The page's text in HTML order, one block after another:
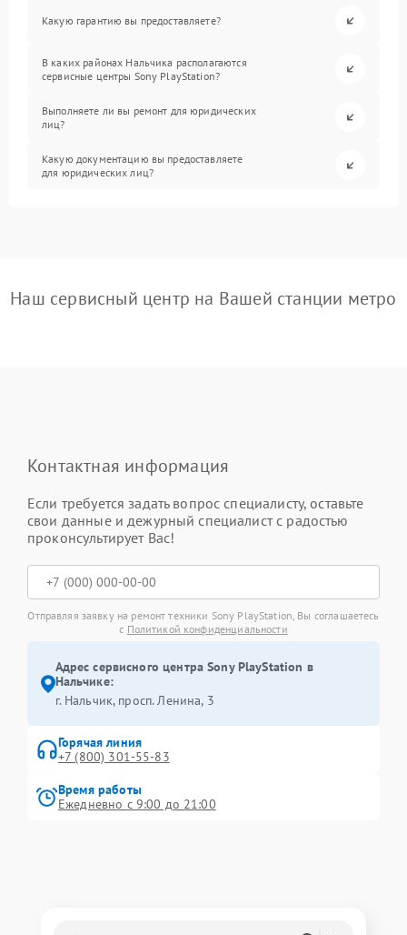
Какую гарантию вы предоставляете?
В каких районах Нальчика располагаются
сервисные центры Sony PlayStation?
Выполняете ли вы ремонт для юридических
лиц?
Какую документацию вы предоставляете
для юридических лиц?
Наш сервисный центр на Вашей станции метро
Контактная информация
Если требуется задать вопрос специалисту, оставьте
свои данные и дежурный специалист с радостью
проконсультирует Вас!
Отправляя заявку на ремонт техники Sony PlayStation, Вы соглашаетесь
с Политикой конфиденциальности
Адрес сервисного центра Sony PlayStation в
Нальчике:
г. Нальчик, просп. Ленина, 3
Горячая линия
+7 (800) 301-55-83
Время работы
Ежедневно с 9:00 до 21:00